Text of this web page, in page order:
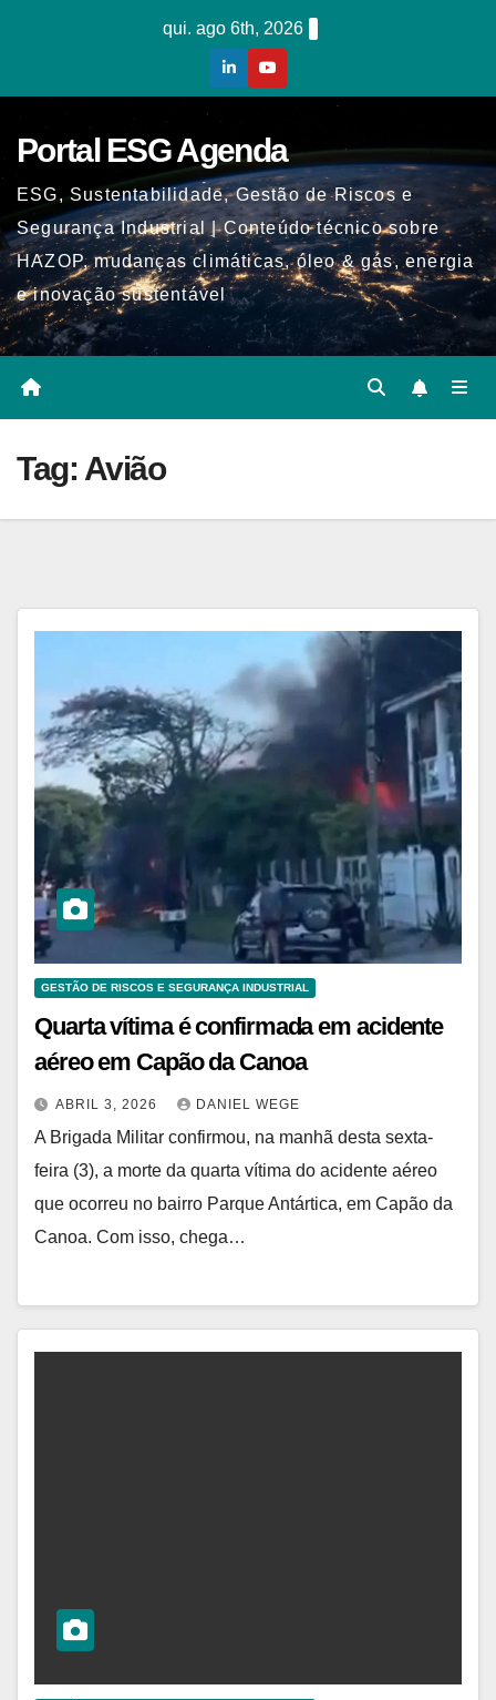
qui. ago 6th, 2026
Portal ESG Agenda
ESG, Sustentabilidade, Gestão de Riscos e
Segurança Industrial | Conteúdo técnico sobre
HAZOP, mudanças climáticas, óleo & gás, energia
e inovação sustentável
Tag: Avião
GESTÃO DE RISCOS E SEGURANÇA INDUSTRIAL
Quarta vítima é confirmada em acidente
aéreo em Capão da Canoa
ABRIL 3, 2026 DANIEL WEGE
A Brigada Militar confirmou, na manhã desta sexta-
feira (3), a morte da quarta vítima do acidente aéreo
que ocorreu no bairro Parque Antártica, em Capão da
Canoa. Com isso, chega…